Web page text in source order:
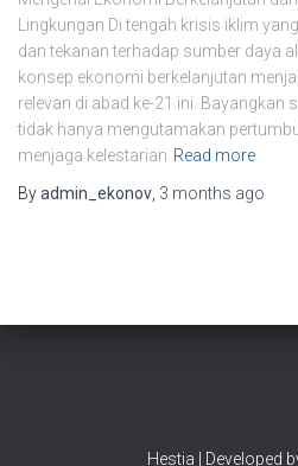
Lingkungan Di tengah krisis iklim
dan tekanan terhadap sumber daya
konsep ekonomi berkelanjutan
relevan di abad ke-21 ini.
tidak hanya mengutamakan
menjaga kelestarian Read more
Byadmin_ekonov, 3 months ago
Hestia | Developed